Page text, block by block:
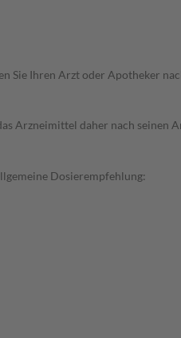
Sie Ihren Arzt oder Apotheker
Arzneimittel daher nach seinen
Dosierempfehlung: